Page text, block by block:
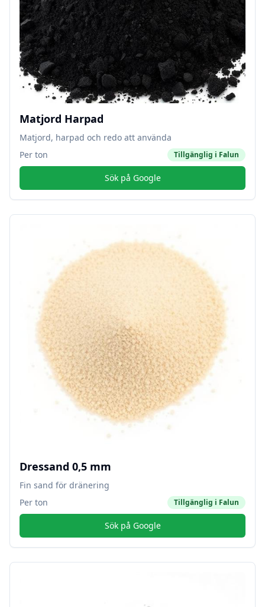
Matjord Harpad
Matjord, harpad och redo att använda
Per ton
Tillgänglig i Falun
Sök på Google
Dressand 0,5 mm
Fin sand för dränering
Per ton
Tillgänglig i Falun
Sök på Google